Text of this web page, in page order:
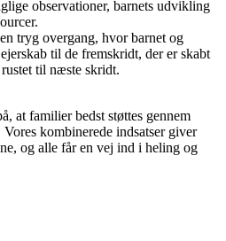
observationer, barnets udvikling
tryg overgang, hvor barnet og
til de fremskridt, der er skabt
til næste skridt.
at familier bedst støttes gennem
kombinerede indsatser giver
og alle får en vej ind i heling og